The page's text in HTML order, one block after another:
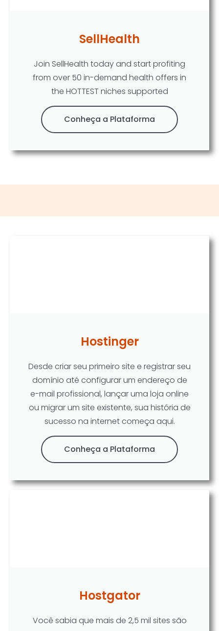
SellHealth
Join SellHealth today and start profiting
from over 50 in-demand health offers in
the HOTTEST niches supported
Conheça a Plataforma
Hostinger
Desde criar seu primeiro site e registrar seu
domínio até configurar um endereço de
e-mail profissional, lançar uma loja online
ou migrar um site existente, sua história de
sucesso na internet começa aqui.
Conheça a Plataforma
Hostgator
Você sabia que mais de 2,5 mil sites são